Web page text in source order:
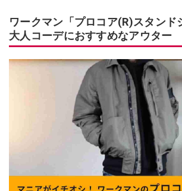
ワークマン「プロコア(R)スタンド
大人コーデにおすすめなアウター